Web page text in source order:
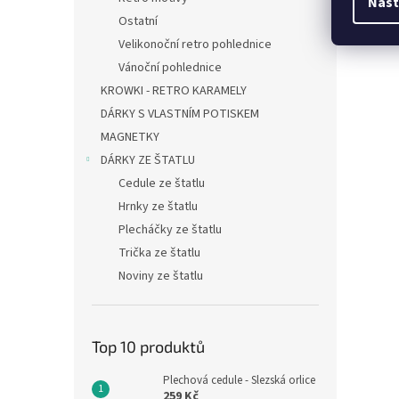
Ostatní
Velikonoční retro pohlednice
Vánoční pohlednice
KROWKI - RETRO KARAMELY
DÁRKY S VLASTNÍM POTISKEM
MAGNETKY
DÁRKY ZE ŠTATLU
Cedule ze štatlu
Hrnky ze štatlu
Plecháčky ze štatlu
Trička ze štatlu
Noviny ze štatlu
Top 10 produktů
Plechová cedule - Slezská orlice